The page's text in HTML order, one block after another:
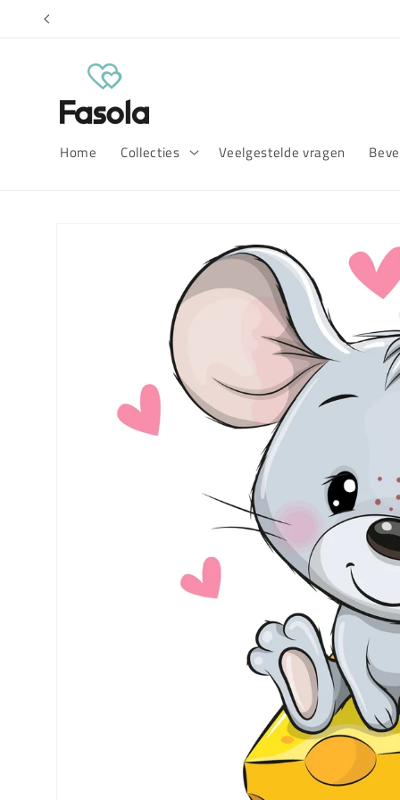
naar de
Home Collecties Veelgestelde vragen